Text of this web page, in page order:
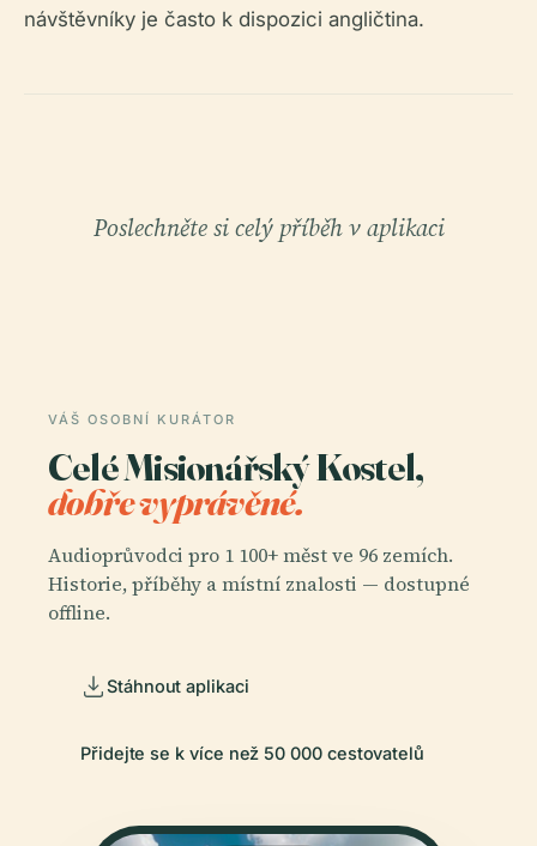
návštěvníky je často k dispozici angličtina.
Poslechněte si celý příběh v aplikaci
VÁŠ OSOBNÍ KURÁTOR
Celé Misionářský Kostel,
dobře vyprávěné.
Audioprůvodci pro 1 100+ měst ve 96 zemích.
Historie, příběhy a místní znalosti — dostupné
offline.
Stáhnout aplikaci
Přidejte se k více než 50 000 cestovatelů